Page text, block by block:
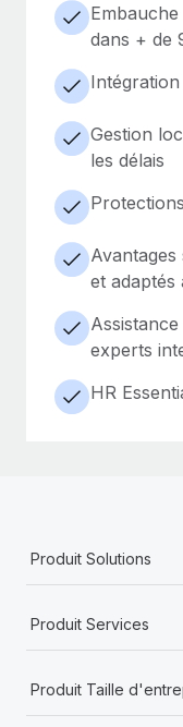
dans + de
Gestion
les délais
et adaptés
experts
HR
Produit Solutions
Produit Services
Produit Taille